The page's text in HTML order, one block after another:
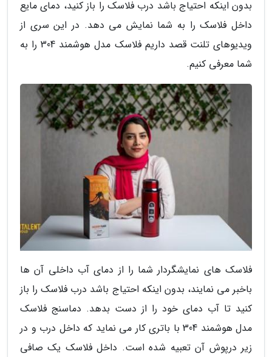
بدون اینکه احتیاج باشد درب فلاسک را باز کنید، دمای مایع
داخل فلاسک را به شما نمایش می دهد. در این سری از
ویدیوهای تلنت قصد داریم فلاسک مدل هوشمند 304 را به
شما معرفی کنیم.
فلاسک های نمایشگردار شما را از دمای آب داخلی آن ها
باخبر می نمایند، بدون اینکه احتیاج باشد درب فلاسک را باز
کنید تا آب دمای خود را از دست بدهد. دماسنج فلاسک
مدل هوشمند 304 با باتری کار می نماید که داخل درب و در
زیر درپوش آن تعبیه شده است. داخل فلاسک یک صافی